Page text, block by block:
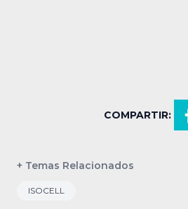
COMPARTIR:
+ Temas Relacionados
ISOCELL